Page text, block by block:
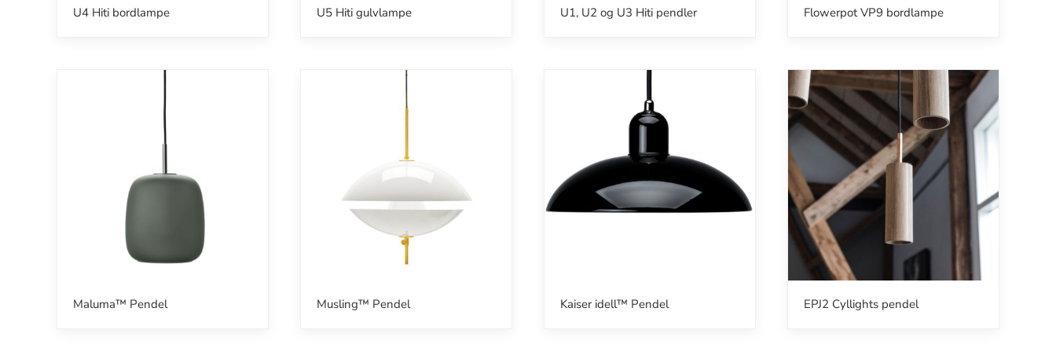
U4 Hiti bordlampe U5 Hiti gulvlampe U1, U2 og U3 Hiti pendler Flowerpot VP9 bordlampe
Maluma™ Pendel Musling™ Pendel Kaiser idell™ Pendel EPJ2 Cyllights pendel